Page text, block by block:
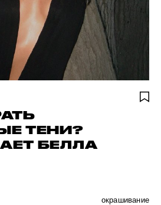
ТЕНИ?
БЕЛЛА
окрашивание